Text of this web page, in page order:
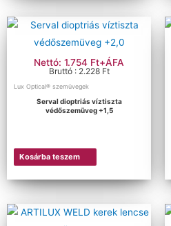
Nettó: 1.754 Ft+ÁFA
Bruttó : 2.228 Ft
Lux Optical® szemüvegek
Serval dioptriás víztiszta
védőszemüveg +1,5
Kosárba teszem